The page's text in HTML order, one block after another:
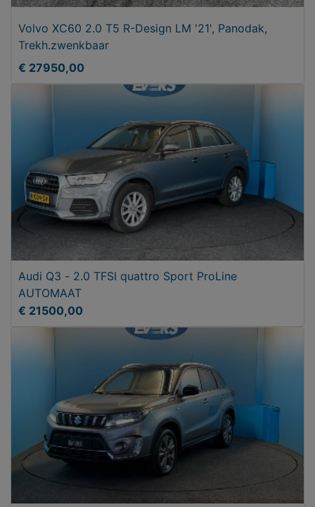
Volvo XC60 2.0 T5 R-Design LM '21', Panodak,
Trekh.zwenkbaar
€ 27950,00
Audi Q3 - 2.0 TFSI quattro Sport ProLine
AUTOMAAT
€ 21500,00